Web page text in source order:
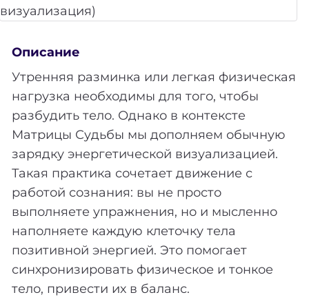
Описание
Утренняя разминка или легкая физическая
нагрузка необходимы для того, чтобы
разбудить тело. Однако в контексте
Матрицы Судьбы мы дополняем обычную
зарядку энергетической визуализацией.
Такая практика сочетает движение с
работой сознания: вы не просто
выполняете упражнения, но и мысленно
наполняете каждую клеточку тела
позитивной энергией. Это помогает
синхронизировать физическое и тонкое
тело, привести их в баланс.